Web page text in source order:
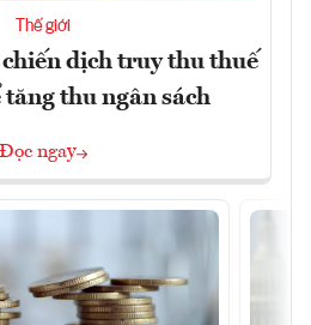
Thế giới
dịch truy thu thuế
tăng thu ngân sách
Đọc ngay